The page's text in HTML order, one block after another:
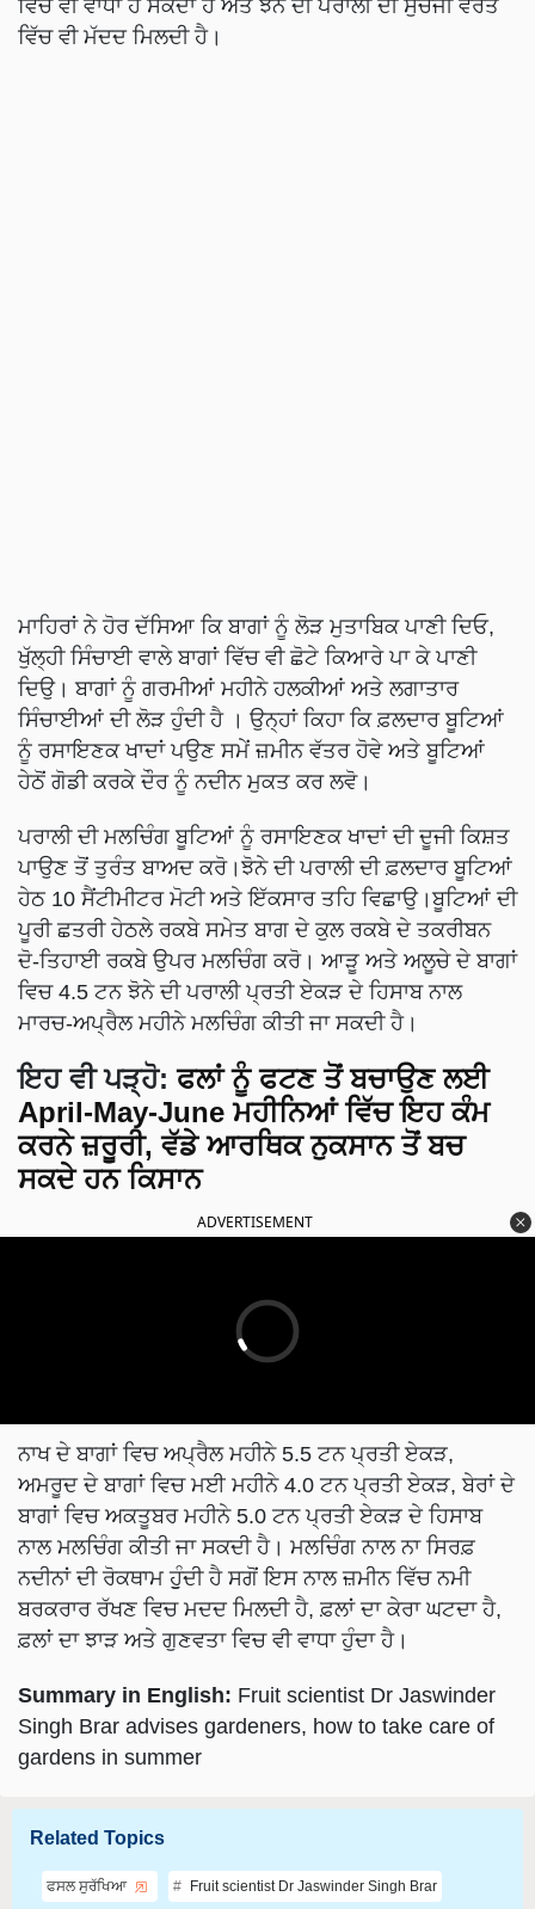
ਵਿੱਚ ਵੀ ਵਾਧਾ ਹੋ ਸਕਦਾ ਹੈ ਅਤੇ ਝੋਨੇ ਦੀ ਪਰਾਲੀ ਦੀ ਸੁਚਜੀ ਵਰਤੋਂ
ਵਿੱਚ ਵੀ ਮੱਦਦ ਮਿਲਦੀ ਹੈ।
ਮਾਹਿਰਾਂ ਨੇ ਹੋਰ ਦੱਸਿਆ ਕਿ ਬਾਗਾਂ ਨੂੰ ਲੋੜ ਮੁਤਾਬਿਕ ਪਾਣੀ ਦਿਓ,
ਖੁੱਲ੍ਹੀ ਸਿੰਚਾਈ ਵਾਲੇ ਬਾਗਾਂ ਵਿੱਚ ਵੀ ਛੋਟੇ ਕਿਆਰੇ ਪਾ ਕੇ ਪਾਣੀ
ਦਿਉ। ਬਾਗਾਂ ਨੂੰ ਗਰਮੀਆਂ ਮਹੀਨੇ ਹਲਕੀਆਂ ਅਤੇ ਲਗਾਤਾਰ
ਸਿੰਚਾਈਆਂ ਦੀ ਲੋੜ ਹੁੰਦੀ ਹੈ । ਉਨ੍ਹਾਂ ਕਿਹਾ ਕਿ ਫ਼ਲਦਾਰ ਬੂਟਿਆਂ
ਨੂੰ ਰਸਾਇਣਕ ਖਾਦਾਂ ਪਉਣ ਸਮੇਂ ਜ਼ਮੀਨ ਵੱਤਰ ਹੋਵੇ ਅਤੇ ਬੂਟਿਆਂ
ਹੇਠੋਂ ਗੋਡੀ ਕਰਕੇ ਦੌਰ ਨੂੰ ਨਦੀਨ ਮੁਕਤ ਕਰ ਲਵੋ।
ਪਰਾਲੀ ਦੀ ਮਲਚਿੰਗ ਬੂਟਿਆਂ ਨੂੰ ਰਸਾਇਣਕ ਖਾਦਾਂ ਦੀ ਦੂਜੀ ਕਿਸ਼ਤ
ਪਾਉਣ ਤੋਂ ਤੁਰੰਤ ਬਾਅਦ ਕਰੋ।ਝੋਨੇ ਦੀ ਪਰਾਲੀ ਦੀ ਫ਼ਲਦਾਰ ਬੂਟਿਆਂ
ਹੇਠ 10 ਸੈਂਟੀਮੀਟਰ ਮੋਟੀ ਅਤੇ ਇੱਕਸਾਰ ਤਹਿ ਵਿਛਾਉ।ਬੂਟਿਆਂ ਦੀ
ਪੂਰੀ ਛਤਰੀ ਹੇਠਲੇ ਰਕਬੇ ਸਮੇਤ ਬਾਗ ਦੇ ਕੁਲ ਰਕਬੇ ਦੇ ਤਕਰੀਬਨ
ਦੋ-ਤਿਹਾਈ ਰਕਬੇ ਉਪਰ ਮਲਚਿੰਗ ਕਰੋ। ਆੜੂ ਅਤੇ ਅਲੂਚੇ ਦੇ ਬਾਗਾਂ
ਵਿਚ 4.5 ਟਨ ਝੋਨੇ ਦੀ ਪਰਾਲੀ ਪ੍ਰਤੀ ਏਕੜ ਦੇ ਹਿਸਾਬ ਨਾਲ
ਮਾਰਚ-ਅਪ੍ਰੈਲ ਮਹੀਨੇ ਮਲਚਿੰਗ ਕੀਤੀ ਜਾ ਸਕਦੀ ਹੈ।
ਇਹ ਵੀ ਪੜ੍ਹੋ: ਫਲਾਂ ਨੂੰ ਫਟਣ ਤੋਂ ਬਚਾਉਣ ਲਈ
April-May-June ਮਹੀਨਿਆਂ ਵਿੱਚ ਇਹ ਕੰਮ
ਕਰਨੇ ਜ਼ਰੂਰੀ, ਵੱਡੇ ਆਰਥਿਕ ਨੁਕਸਾਨ ਤੋਂ ਬਚ
ਸਕਦੇ ਹਨ ਕਿਸਾਨ
ADVERTISEMENT
ਨਾਖ ਦੇ ਬਾਗਾਂ ਵਿਚ ਅਪ੍ਰੈਲ ਮਹੀਨੇ 5.5 ਟਨ ਪ੍ਰਤੀ ਏਕੜ,
ਅਮਰੂਦ ਦੇ ਬਾਗਾਂ ਵਿਚ ਮਈ ਮਹੀਨੇ 4.0 ਟਨ ਪ੍ਰਤੀ ਏਕੜ, ਬੇਰਾਂ ਦੇ
ਬਾਗਾਂ ਵਿਚ ਅਕਤੂਬਰ ਮਹੀਨੇ 5.0 ਟਨ ਪ੍ਰਤੀ ਏਕੜ ਦੇ ਹਿਸਾਬ
ਨਾਲ ਮਲਚਿੰਗ ਕੀਤੀ ਜਾ ਸਕਦੀ ਹੈ। ਮਲਚਿੰਗ ਨਾਲ ਨਾ ਸਿਰਫ਼
ਨਦੀਨਾਂ ਦੀ ਰੋਕਥਾਮ ਹੁੁੰਦੀ ਹੈ ਸਗੋਂ ਇਸ ਨਾਲ ਜ਼ਮੀਨ ਵਿੱਚ ਨਮੀ
ਬਰਕਰਾਰ ਰੱਖਣ ਵਿਚ ਮਦਦ ਮਿਲਦੀ ਹੈ, ਫ਼ਲਾਂ ਦਾ ਕੇਰਾ ਘਟਦਾ ਹੈ,
ਫ਼ਲਾਂ ਦਾ ਝਾੜ ਅਤੇ ਗੁਣਵਤਾ ਵਿਚ ਵੀ ਵਾਧਾ ਹੁੰਦਾ ਹੈ।
Summary in English: Fruit scientist Dr Jaswinder
Singh Brar advises gardeners, how to take care of
gardens in summer
Related Topics
ਫਸਲ ਸੁਰੱਖਿਆ Fruit scientist Dr Jaswinder Singh Brar